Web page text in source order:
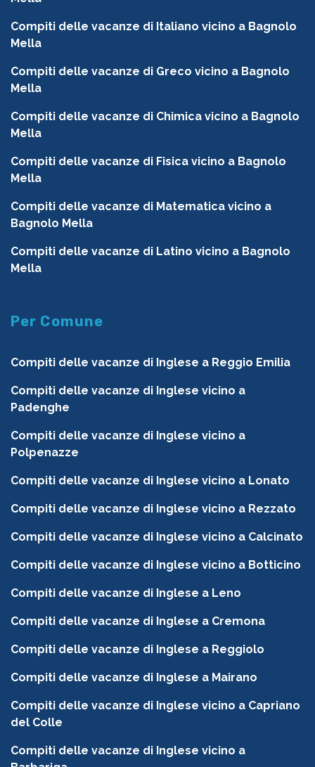
Compiti delle vacanze di Italiano vicino a Bagnolo
Mella
Compiti delle vacanze di Greco vicino a Bagnolo
Mella
Compiti delle vacanze di Chimica vicino a Bagnolo
Mella
Compiti delle vacanze di Fisica vicino a Bagnolo
Mella
Compiti delle vacanze di Matematica vicino a
Bagnolo Mella
Compiti delle vacanze di Latino vicino a Bagnolo
Mella
Per Comune
Compiti delle vacanze di Inglese a Reggio Emilia
Compiti delle vacanze di Inglese vicino a
Padenghe
Compiti delle vacanze di Inglese vicino a
Polpenazze
Compiti delle vacanze di Inglese vicino a Lonato
Compiti delle vacanze di Inglese vicino a Rezzato
Compiti delle vacanze di Inglese vicino a Calcinato
Compiti delle vacanze di Inglese vicino a Botticino
Compiti delle vacanze di Inglese a Leno
Compiti delle vacanze di Inglese a Cremona
Compiti delle vacanze di Inglese a Reggiolo
Compiti delle vacanze di Inglese a Mairano
Compiti delle vacanze di Inglese vicino a Capriano
del Colle
Compiti delle vacanze di Inglese vicino a